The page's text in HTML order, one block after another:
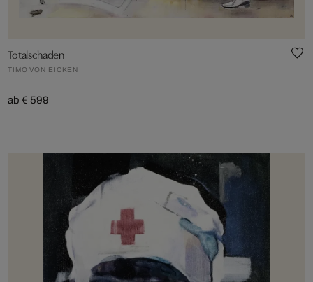
Totalschaden
TIMO VON EICKEN
ab € 599